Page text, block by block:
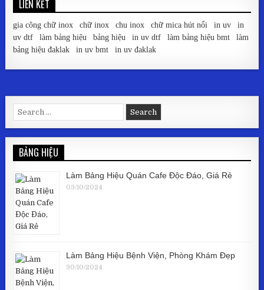
LIÊN KẾT
gia công chữ inox |chữ inox |chu inox |chữ mica hút nổi |in uv |in
uv dtf |làm bảng hiệu |bảng hiệu |in uv dtf |làm bảng hiệu bmt |làm
bảng hiệu đaklak |in uv bmt |in uv đaklak
Search for:
BẢNG HIỆU
Làm Bảng Hiệu Quán Cafe Độc Đáo, Giá Rẻ
03/10/2024
Làm Bảng Hiệu Bệnh Viện, Phòng Khám Đẹp
30/10/2024